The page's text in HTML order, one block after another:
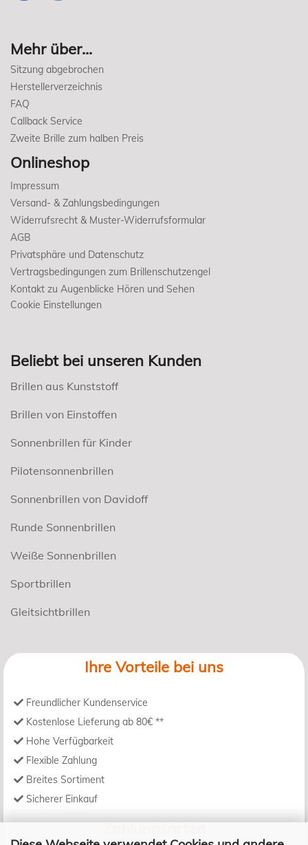
Mehr über...
Sitzung abgebrochen
Herstellerverzeichnis
FAQ
Callback Service
Zweite Brille zum halben Preis
Onlineshop
Impressum
Versand- & Zahlungsbedingungen
Widerrufsrecht & Muster-Widerrufsformular
AGB
Privatsphäre und Datenschutz
Vertragsbedingungen zum Brillenschutzengel
Kontakt zu Augenblicke Hören und Sehen
Cookie Einstellungen
Beliebt bei unseren Kunden
Brillen aus Kunststoff
Brillen von Einstoffen
Sonnenbrillen für Kinder
Pilotensonnenbrillen
Sonnenbrillen von Davidoff
Runde Sonnenbrillen
Weiße Sonnenbrillen
Sportbrillen
Gleitsichtbrillen
Ihre Vorteile bei uns
Freundlicher Kundenservice
Kostenlose Lieferung ab 80€ **
Hohe Verfügbarkeit
Flexible Zahlung
Breites Sortiment
Sicherer Einkauf
Zahlungsarten